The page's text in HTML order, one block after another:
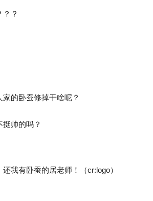
？
的卧蚕修掉干啥呢？
帅的吗？
我有卧蚕的居老师！（cr:logo）